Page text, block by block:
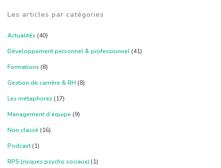
Les articles par catégories
Actualités(40)
Développement personnel & professionnel(41)
Formations(8)
Gestion de carrière & RH (8)
Les métaphores(17)
Management d’équipe (9)
Non classé (16)
Podcast(1)
RPS (risques psycho sociaux) (1)